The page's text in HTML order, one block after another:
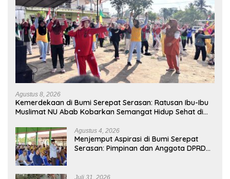
Agustus 8, 2026
Kemerdekaan di Bumi Serepat Serasan: Ratusan Ibu-Ibu
Muslimat NU Abab Kobarkan Semangat Hidup Sehat di
Agustus 4, 2026
Menjemput Aspirasi di Bumi Serepat
Serasan: Pimpinan dan Anggota DPRD
2026
Juli 31, 2026